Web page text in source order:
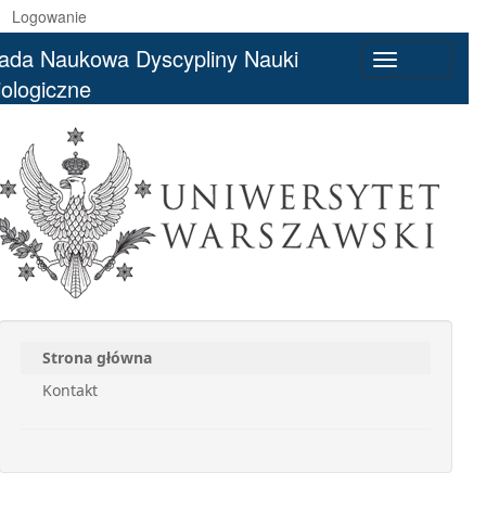
Logowanie
navigation
Naukowa Dyscypliny Nauki
Strona główna
Kontakt